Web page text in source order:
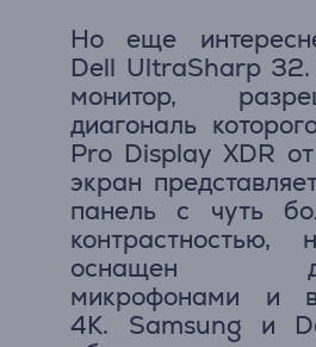
Но еще
Dell UltraSharp
монитор,
диагональ
Pro Display XDR
экран
панель с чуть
контрастностью,
оснащен
микрофонами и
4K. Samsung и